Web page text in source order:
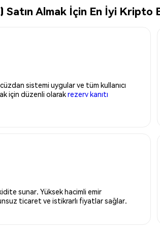
Almak İçin En İyi Kripto
sistemi uygular ve tüm kullanıcı
için düzenli olarakrezerv kanıtı
sunar. Yüksek hacimli emir
ticaret ve istikrarlı fiyatlar sağlar.